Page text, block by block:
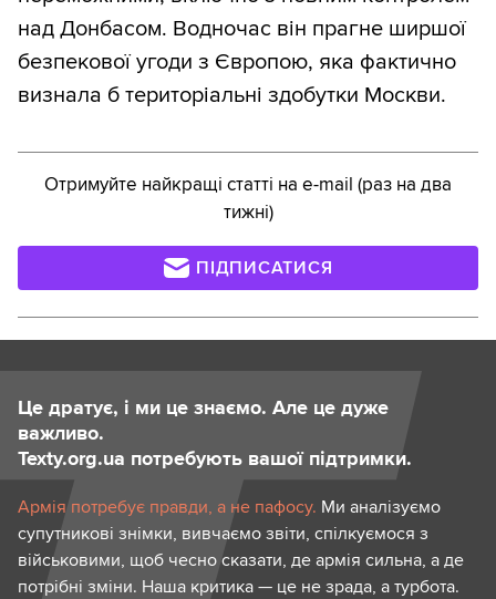
над Донбасом. Водночас він прагне ширшої
безпекової угоди з Європою, яка фактично
визнала б територіальні здобутки Москви.
Отримуйте найкращі статті на e-mail (раз на два
тижні)
ПІДПИСАТИСЯ
Це дратує, і ми це знаємо. Але це дуже
важливо.
Texty.org.ua потребують вашої підтримки.
Армія потребує правди, а не пафосу. Ми аналізуємо
супутникові знімки, вивчаємо звіти, спілкуємося з
військовими, щоб чесно сказати, де армія сильна, а де
потрібні зміни. Наша критика — це не зрада, а турбота.